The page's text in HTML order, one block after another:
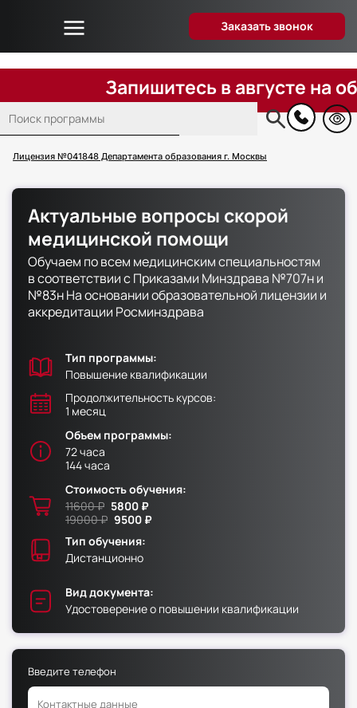
Лицензия №041848 Департамента образования г. Москвы
Заказать звонок
Основная
навигация
Об университете
Дистанционное образование
Преподаватели
Вопрос-ответ
Способы оплаты
Поступающим
Сведения об образовательной организации
Контакты
Юридический факультет
Факультет менеджмента и экономики
Факультет педагогики
Факультет психологии
Факультет рекламы и связей с общественностью
Факультет социальной работы
Факультет физической культуры и спорта
Юридический факультет
Факультет менеджмента и экономики
Факультет педагогики
Запишитесь в августе на
Актуальные вопросы скорой
медицинской помощи
Обучаем по всем медицинским специальностям
в соответствии с Приказами Минздрава №707н и
№83н На основании образовательной лицензии и
аккредитации Росминздрава
Тип программы:
Повышение квалификации
Продолжительность курсов:
1 месяц
Объем программы:
72 часа
144 часа
Стоимость обучения:
11600 ₽ 5800 ₽
19000 ₽ 9500 ₽
Тип обучения:
Дистанционно
Вид документа:
Удостоверение о повышении квалификации
Введите телефон